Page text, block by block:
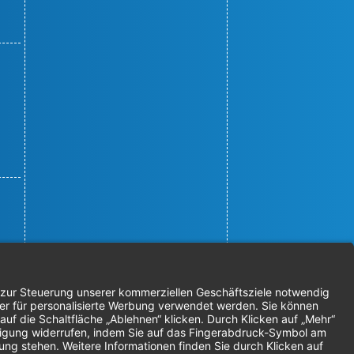
© 2026 Nordenta Handelsgesellschaft